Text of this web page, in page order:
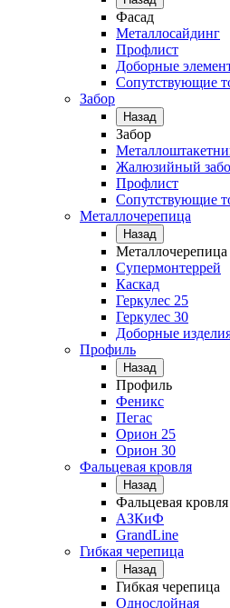
Фасад
Металлосайдинг
Профлист
Доборные
Сопутствующие
Забор
Назад
Забор
Жалюзийный
Профлист
Сопутствующие
Металлочерепица
Назад
Металлочерепица
Супермонтеррей
Каскад
Геркулес 25
Геркулес 30
Доборные
Профиль
Назад
Профиль
Феникс
Пегас
Орион 25
Орион 30
Фальцевая кровля
Назад
Фальцевая кровля
АЗКиФ
GrandLine
Гибкая черепица
Назад
Гибкая черепица
Однослойная